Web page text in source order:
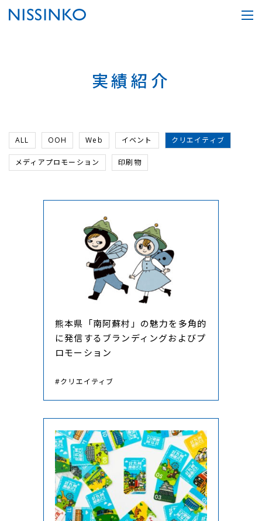
実績紹介
ALL OOH Web イベント クリエイティブ
メディアプロモーション 印刷物
熊本県「南阿蘇村」の魅力を多角的
に発信するブランディングおよびプ
ロモーション
#クリエイティブ